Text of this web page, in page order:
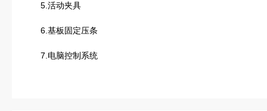
5.活动夹具
6.基板固定压条
7.电脑控制系统